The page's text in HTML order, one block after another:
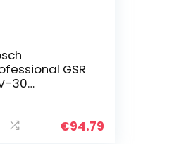
GSR
30
€94.79